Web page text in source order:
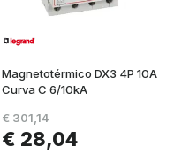
Magnetotérmico DX3 4P 10A
Curva C 6/10kA
€ 28,04
€ 301,14